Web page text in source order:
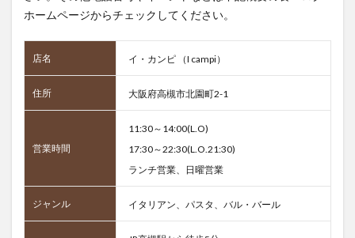
ホームページからチェックしてください。
店名 イ・カンピ （I campi）
住所 大阪府高槻市北園町2-1
営業時間
11:30～14:00(L.O)
17:30～22:30(L.O.21:30)
ランチ営業、日曜営業
ジャンル イタリアン、パスタ、バル・バール